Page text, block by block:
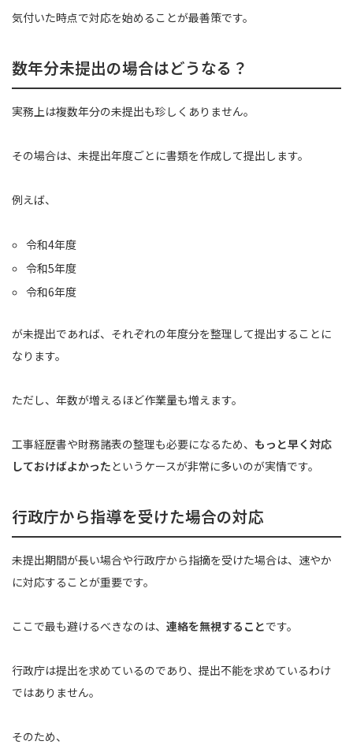
気付いた時点で対応を始めることが最善策です。
数年分未提出の場合はどうなる？
実務上は複数年分の未提出も珍しくありません。
その場合は、未提出年度ごとに書類を作成して提出します。
例えば、
令和4年度
令和5年度
令和6年度
が未提出であれば、それぞれの年度分を整理して提出することに
なります。
ただし、年数が増えるほど作業量も増えます。
工事経歴書や財務諸表の整理も必要になるため、 もっと早く対応
しておけばよかったというケースが非常に多いのが実情です。
行政庁から指導を受けた場合の対応
未提出期間が長い場合や行政庁から指摘を受けた場合は、速やか
に対応することが重要です。
ここで最も避けるべきなのは、 連絡を無視することです。
行政庁は提出を求めているのであり、提出不能を求めているわけ
ではありません。
そのため、